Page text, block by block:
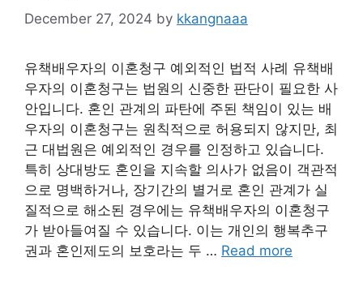
December 27, 2024 by kkangnaaa
유책배우자의 이혼청구 예외적인 법적 사례 유책배
우자의 이혼청구는 법원의 신중한 판단이 필요한 사
안입니다. 혼인 관계의 파탄에 주된 책임이 있는 배
우자의 이혼청구는 원칙적으로 허용되지 않지만, 최
근 대법원은 예외적인 경우를 인정하고 있습니다.
특히 상대방도 혼인을 지속할 의사가 없음이 객관적
으로 명백하거나, 장기간의 별거로 혼인 관계가 실
질적으로 해소된 경우에는 유책배우자의 이혼청구
가 받아들여질 수 있습니다. 이는 개인의 행복추구
권과 혼인제도의 보호라는 두 … Read more